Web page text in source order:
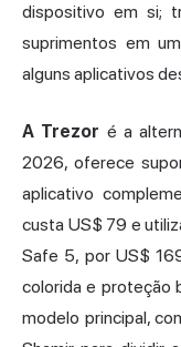
dispositivo em si;
suprimentos em
alguns aplicativos
A Trezor é a
2026, oferece
aplicativo
custa US$ 79 e
Safe 5, por US$
colorida e proteção
modelo principal,